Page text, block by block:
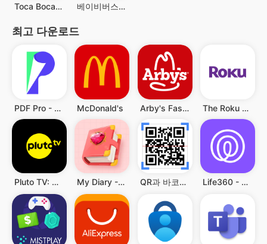
Toca Boca World 베이비버스 빅 패키지
최고 다운로드
PDF Pro - Reader & Maker McDonald's Arby's Fast Food Sandwiches The Roku App (Official)
Pluto TV: Watch Free Movies/TV My Diary - Diary With Lock QR과 바코드 스캐너 Life360 - 위치 공유